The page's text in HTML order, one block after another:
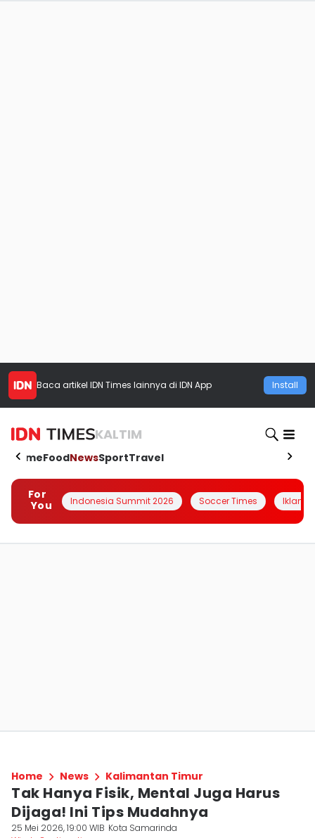
Baca artikel IDN Times lainnya di IDN App Install
KALTIM
HomeFoodNewsSportTravel
For
You
Indonesia Summit 2026 Soccer Times Iklanin
Home News Kalimantan Timur
Tak Hanya Fisik, Mental Juga Harus
Dijaga! Ini Tips Mudahnya
25 Mei 2026, 19:00 WIB Kota Samarinda